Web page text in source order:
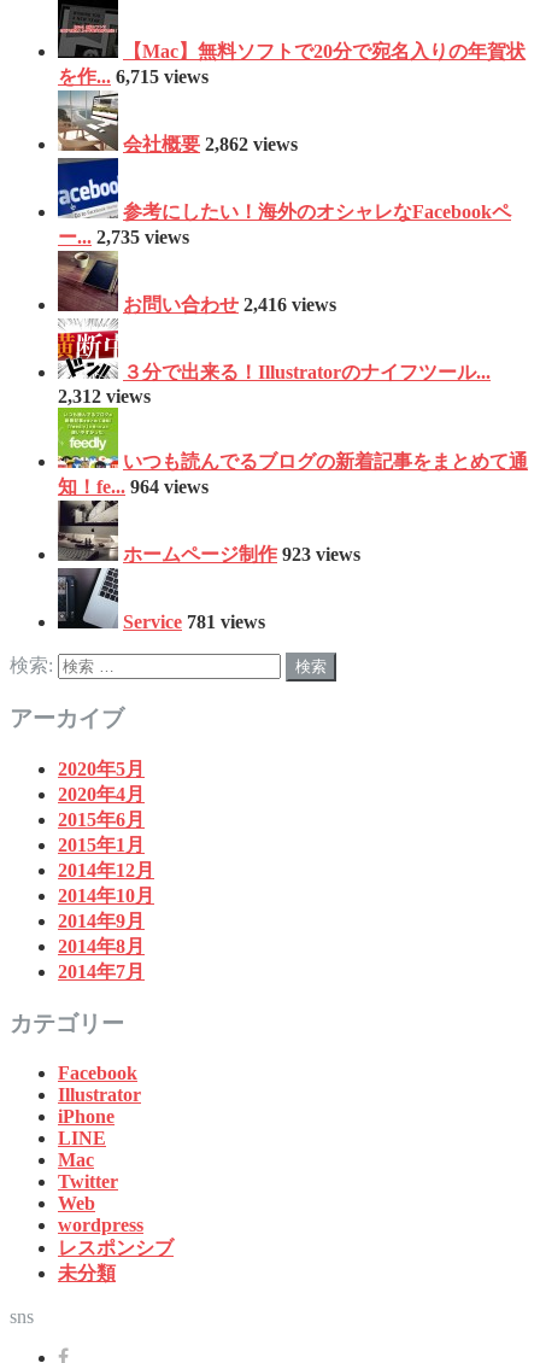
【Mac】無料ソフトで20分で宛名入りの年賀状
を作... 6,715 views
会社概要 2,862 views
参考にしたい！海外のオシャレなFacebookペ
ー... 2,735 views
お問い合わせ 2,416 views
３分で出来る！Illustratorのナイフツール...
2,312 views
いつも読んでるブログの新着記事をまとめて通
知！fe... 964 views
ホームページ制作 923 views
Service 781 views
検索:
アーカイブ
2020年5月
2020年4月
2015年6月
2015年1月
2014年12月
2014年10月
2014年9月
2014年8月
2014年7月
カテゴリー
Facebook
Illustrator
iPhone
LINE
Mac
Twitter
Web
wordpress
レスポンシブ
未分類
sns